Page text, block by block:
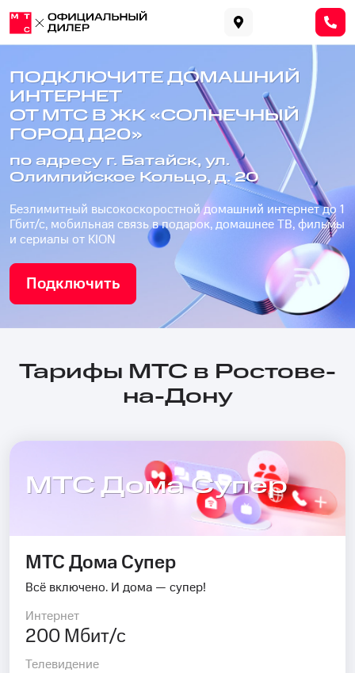
ПОДКЛЮЧИТЕ ДОМАШНИЙ
ИНТЕРНЕТ
ОТ МТС В ЖК «СОЛНЕЧНЫЙ
ГОРОД Д20»
по адресу г. Батайск, ул.
Олимпийское Кольцо, д. 20
Безлимитный высокоскоростной домашний интернет до 1
Гбит/с, мобильная связь в подарок, домашнее ТВ, фильмы
и сериалы от KION
Подключить
Тарифы МТС в Ростове-
на-Дону
МТС Дома Супер
МТС Дома Супер
Всё включено. И дома — супер!
Интернет
200 Мбит/с
Телевидение